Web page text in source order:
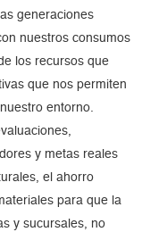
generaciones
nuestros consumos
los recursos que
que nos permiten
entorno.
y metas reales
el ahorro
para que la
y sucursales, no